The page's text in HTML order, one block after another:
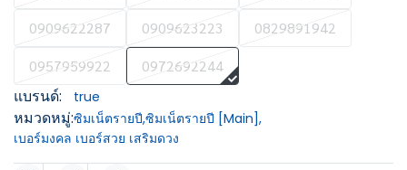
0909622287
0909623223
0829891942
0957959922
0972692244
แบรนด์: true
หมวดหมู่:ซิมเน็ตรายปี,ซิมเน็ตรายปี [Main],
เบอร์มงคล เบอร์สวย เสริมดวง